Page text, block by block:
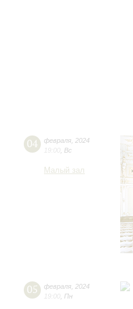
04 февраля 2024
19:00 Вс
Малый зал
05 февраля 2024
19:00 Пн